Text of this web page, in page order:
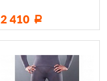
2 410 Р